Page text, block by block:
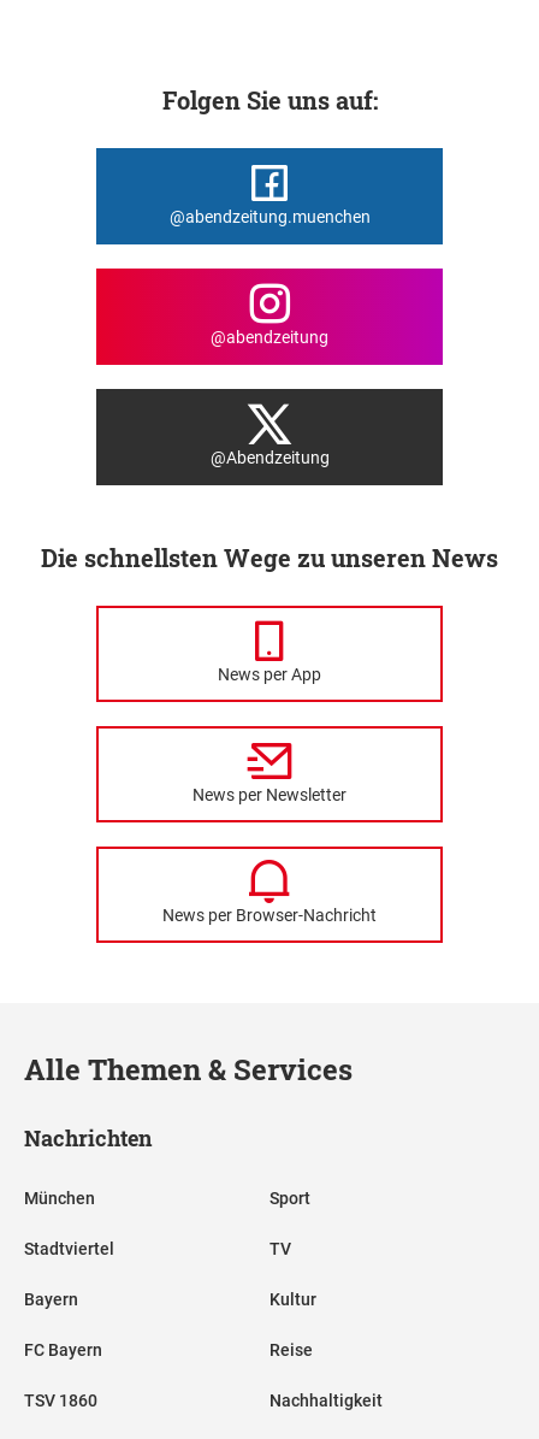
Folgen Sie uns auf:
@abendzeitung.muenchen
@abendzeitung
@Abendzeitung
Die schnellsten Wege zu unseren News
News per App
News per Newsletter
News per Browser-Nachricht
Alle Themen & Services
Nachrichten
München
Stadtviertel
Bayern
FC Bayern
TSV 1860
Sport
TV
Kultur
Reise
Nachhaltigkeit